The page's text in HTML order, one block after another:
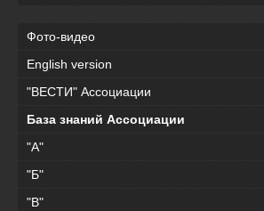
Фото-видео
English version
"ВЕСТИ" Ассоциации
База знаний Ассоциации
"А"
"Б"
"В"